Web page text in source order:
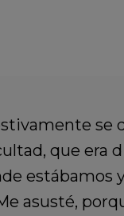
se
que era
estábamos
asusté,